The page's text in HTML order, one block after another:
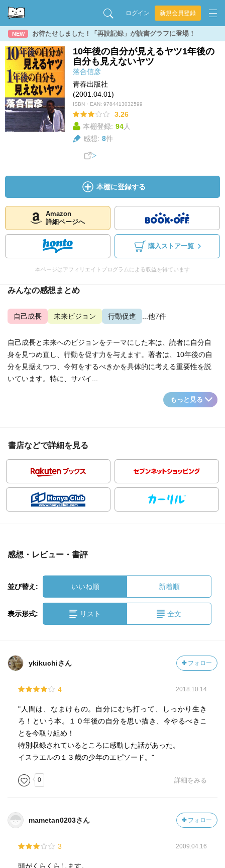
ログイン 新規会員登録
NEW お待たせしました！「再読記録」が読書グラフに登場！
10年後の自分が見えるヤツ1年後の
自分も見えないヤツ
落合信彦
青春出版社
(2001.04.01)
ISBN・EAN: 9784413032599
3.26
本棚登録: 94人
感想: 8件
本棚に登録する
Amazon
詳細ページへ
購入ストア一覧
本ページはアフィリエイトプログラムによる収益を得ています
みんなの感想まとめ
自己成長 未来ビジョン 行動促進 ...他7件
自己成長と未来へのビジョンをテーマにした本は、読者に自分自
身を見つめ直し、行動を促す力を与えます。著者は、10年後の自
分を見据えつつ、今何をするべきかを具体的に考える重要性を説
いています。特に、サバイ...
もっと見る
書店などで詳細を見る
感想・レビュー・書評
並び替え: いいね順 新着順
表示形式: リスト 全文
ykikuchiさん フォロー
4 2018.10.14
"人間は、なまけもの。自分にむち打って、しっかり生き
ろ！という本。１０年後の自分を思い描き、今やるべきこ
とを今取り組め！
特別収録されているところに感動した話があった。
イスラエルの１３歳の少年のエピソード。"
0 詳細をみる
mametan0203さん フォロー
3 2009.04.16
頭がくらくらします。